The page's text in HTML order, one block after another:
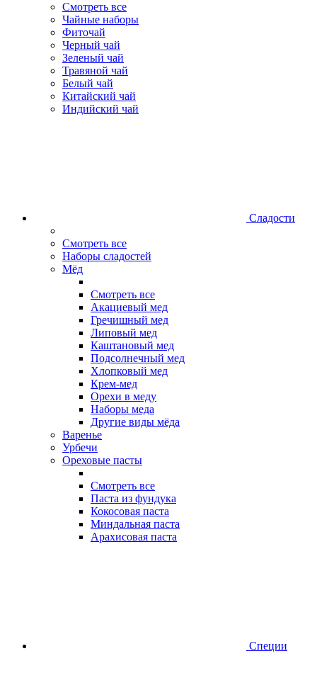
Смотреть все
Чайные наборы
Фиточай
Черный чай
Зеленый чай
Травяной чай
Белый чай
Китайский чай
Индийский чай
Сладости
Смотреть все
Наборы сладостей
Мёд
Смотреть все
Акациевый мед
Гречишный мед
Липовый мед
Каштановый мед
Подсолнечный мед
Хлопковый мед
Крем-мед
Орехи в меду
Наборы меда
Другие виды мёда
Варенье
Урбечи
Ореховые пасты
Смотреть все
Паста из фундука
Кокосовая паста
Миндальная паста
Арахисовая паста
Специи